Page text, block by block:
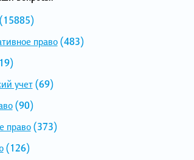
право(483)
учет(69)
(90)
право(373)
(126)